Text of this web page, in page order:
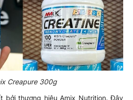
Creapure 300g
bởi thương hiệu Amix Nutrition. Đây